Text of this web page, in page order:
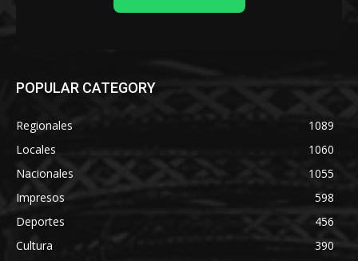
POPULAR CATEGORY
Regionales
1089
Locales
1060
Nacionales
1055
Impresos
598
Deportes
456
Cultura
390